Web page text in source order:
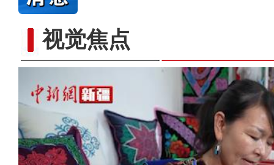
视觉焦点[非遗之美]刀尖上的工艺